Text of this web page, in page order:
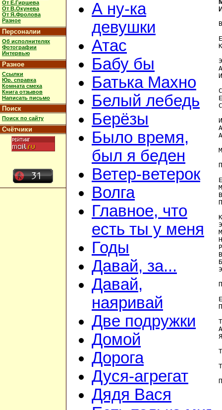
От Е.Гиршева
От В.Окунева
От Я.Фролова
Разное
Персоналии
Об исполнителях
Фотографии
Интервью
Разное
Ссылки
Юр. справка
Комната смеха
Книга отзывов
Написать письмо
Поиск
Поиск по сайту
Счётчики
А ну-ка
девушки
Атас
Бабу бы
Батька Махно
Белый лебедь
Берёзы
Было время,
был я беден
Ветер-ветерок
Волга
Главное, что
есть ты у меня
Годы
Давай, за...
Давай,
наяривай
Две подружки
Домой
Дорога
Дуся-агрегат
Дядя Вася